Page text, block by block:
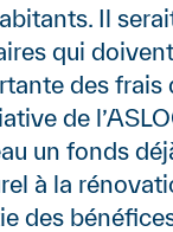
Il
qui
des frais
de
un fonds
à la
des